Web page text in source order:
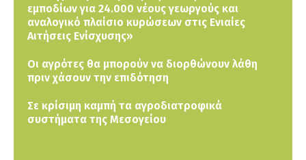
εμποδίων για 24.000 νέους γεωργούς και
αναλογικό πλαίσιο κυρώσεων στις Ενιαίες
Αιτήσεις Ενίσχυσης»
Οι αγρότες θα μπορούν να διορθώνουν λάθη
πριν χάσουν την επιδότηση
Σε κρίσιμη καμπή τα αγροδιατροφικά
συστήματα της Μεσογείου